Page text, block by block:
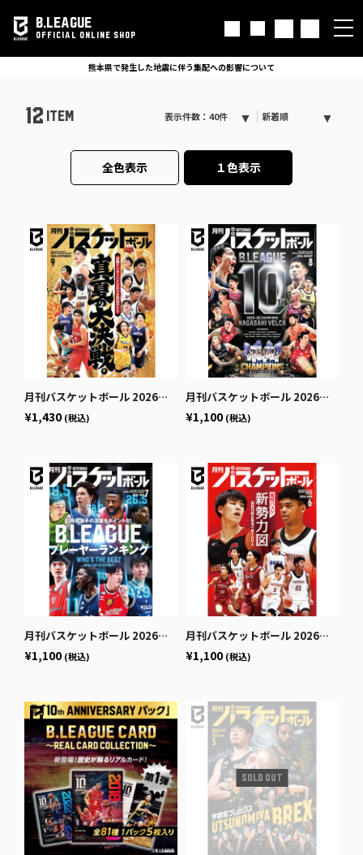
B.LEAGUE
OFFICIAL ONLINE SHOP
熊本県で発生した地震に伴う集配への影響について
12 ITEM 表示件数：40件 新着順
全色表示 １色表示
月刊バスケットボール 2026年9月号 (発売日2026年7月24日)
¥1,430 (税込)
月刊バスケットボール 2026年8月号 (発売日2026年6月25日)
¥1,100 (税込)
月刊バスケットボール 2026年7月号 (発売日2026年5月25日)
¥1,100 (税込)
月刊バスケットボール 2026年6月号 (発売日2026年4月24日)
¥1,100 (税込)